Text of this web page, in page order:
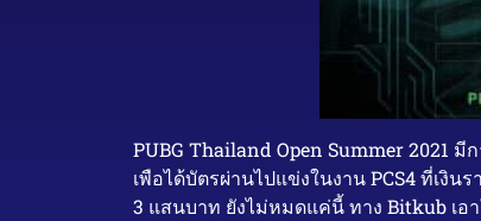
PUBG Thailand Open Summer 2021
เพือได้บัตรผ่านไปแข่งในงาน PCS4 ที่เงิ
3 แสนบาท ยังไม่หมดแค่นี้ ทาง Bitkub เอ